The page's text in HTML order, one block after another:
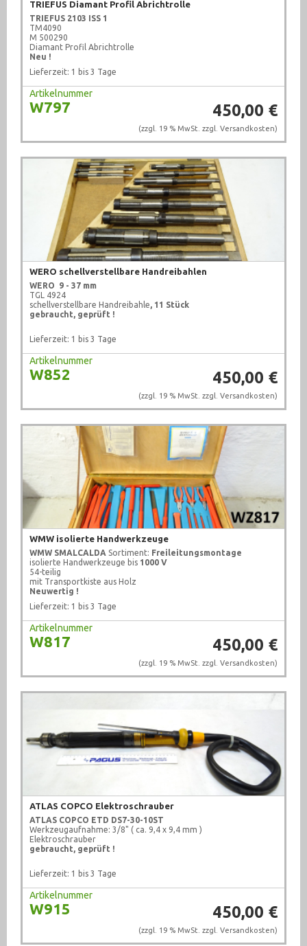
TRIEFUS Diamant Profil Abrichtrolle
TRIEFUS 2103 ISS 1
TM4090
M 500290
Diamant Profil Abrichtrolle
Neu !
Lieferzeit: 1 bis 3 Tage
Artikelnummer
W797 450,00 €
(zzgl. 19 % MwSt. zzgl. Versandkosten)
WERO schellverstellbare Handreibahlen
WERO
9 - 37 mm
TGL 4924
schellverstellbare Handreibahle, 11 Stück
gebraucht, geprüft !
Lieferzeit: 1 bis 3 Tage
Artikelnummer
W852 450,00 €
(zzgl. 19 % MwSt. zzgl. Versandkosten)
WMW isolierte Handwerkzeuge
WMW SMALCALDA Sortiment: Freileitungsmontage
isolierte Handwerkzeuge bis 1000 V
54-teilig
mit Transportkiste aus Holz
Neuwertig !
Lieferzeit: 1 bis 3 Tage
Artikelnummer
W817 450,00 €
(zzgl. 19 % MwSt. zzgl. Versandkosten)
ATLAS COPCO Elektroschrauber
ATLAS COPCO ETD DS7-30-10ST
Werkzeugaufnahme: 3/8" ( ca. 9,4 x 9,4 mm )
Elektroschrauber
gebraucht, geprüft !
Lieferzeit: 1 bis 3 Tage
Artikelnummer
W915 450,00 €
(zzgl. 19 % MwSt. zzgl. Versandkosten)